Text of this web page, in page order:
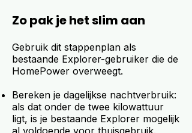
Zo pak je het slim aan
Gebruik dit stappenplan als
bestaande Explorer-gebruiker die de
HomePower overweegt.
Bereken je dagelijkse nachtverbruik:
als dat onder de twee kilowattuur
ligt, is je bestaande Explorer mogelijk
al voldoende voor thuisgebruik.